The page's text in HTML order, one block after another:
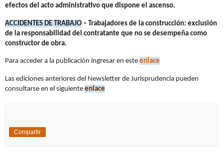
efectos del acto administrativo que dispone el ascenso.
ACCIDENTES DE TRABAJO – Trabajadores de la construcción: exclusión
de la responsabilidad del contratante que no se desempeña como
constructor de obra.
Para acceder a la publicación ingresar en esteenlace
Las ediciones anteriores del Newsletter de Jurisprudencia pueden
consultarse en el siguienteenlace
Compartir